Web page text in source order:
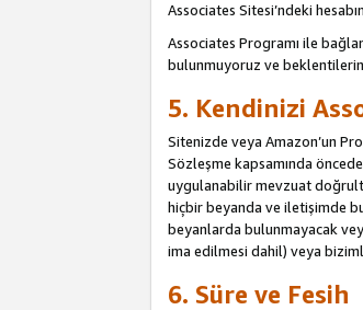
Associates Sitesi’ndeki
Associates Programı ile
bulunmuyoruz ve
5. Kendinizi
Sitenizde veya Amazon’un
Sözleşme kapsamında
uygulanabilir mevzuat
hiçbir beyanda ve iletişimde
beyanlarda bulunmayacak
ima edilmesi dahil) veya
6. Süre ve Fesih